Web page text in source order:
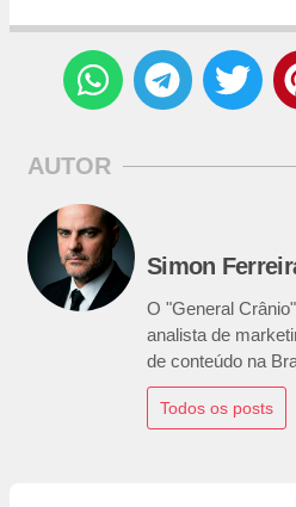
AUTOR
Simon
O "General
analista de
de conteúdo na
Todos os posts